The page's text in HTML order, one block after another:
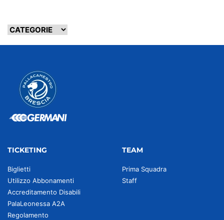
TICKETING
Biglietti
Utilizzo Abbonamenti
Accreditamento Disabili
PalaLeonessa A2A
Regolamento
TEAM
Prima Squadra
Staff